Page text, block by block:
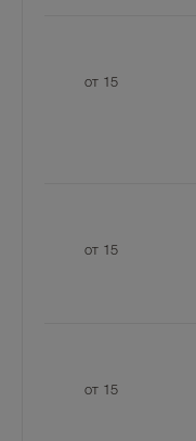
от 15
от 15
от 15